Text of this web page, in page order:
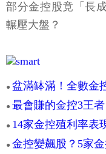
部分金控股竟「長
輾壓大盤？
● 盆滿缽滿！全數金
● 最會賺的金控3王
● 14家金控殖利率表
● 金控變飆股？5家